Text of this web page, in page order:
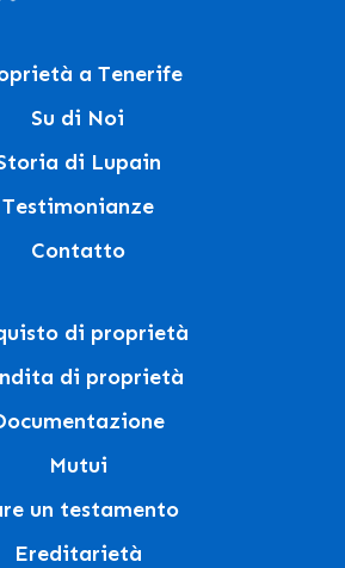
a Tenerife
Su di Noi
di Lupain
Testimonianze
Contatto
di proprietà
di proprietà
Mutui
un testamento
Ereditarietà